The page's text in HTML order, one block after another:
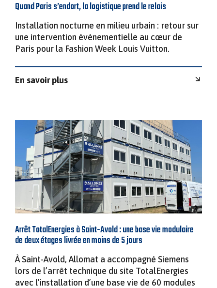
Quand Paris s’endort, la logistique prend le relais
Installation nocturne en milieu urbain : retour sur
une intervention événementielle au cœur de
Paris pour la Fashion Week Louis Vuitton.
En savoir plus
Arrêt TotalEnergies à Saint-Avold : une base vie modulaire
de deux étages livrée en moins de 5 jours
À Saint-Avold, Allomat a accompagné Siemens
lors de l’arrêt technique du site TotalEnergies
avec l’installation d’une base vie de 60 modules